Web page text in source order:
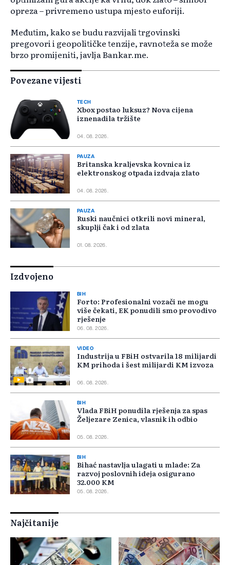
opreza – privremeno ustupa mjesto euforiji.
Međutim, kako se budu razvijali trgovinski
pregovori i geopolitičke tenzije, ravnoteža se može
brzo promijeniti, javlja Bankar.me.
Povezane vijesti
TECH
Xbox postao luksuz? Nova cijena
iznenadila tržište
04. 08. 2026.
PAUZA
Britanska kraljevska kovnica iz
elektronskog otpada izdvaja zlato
04. 08. 2026.
PAUZA
Ruski naučnici otkrili novi mineral,
skuplji čak i od zlata
01. 08. 2026.
Izdvojeno
BIH
Forto: Profesionalni vozači ne mogu
više čekati, EK ponudili smo provodivo
rješenje
06. 08. 2026.
VIDEO
Industrija u FBiH ostvarila 18 milijardi
KM prihoda i šest milijardi KM izvoza
06. 08. 2026.
BIH
Vlada FBiH ponudila rješenja za spas
Željezare Zenica, vlasnik ih odbio
05. 08. 2026.
BIH
Bihać nastavlja ulagati u mlade: Za
razvoj poslovnih ideja osigurano
32.000 KM
05. 08. 2026.
Najčitanije